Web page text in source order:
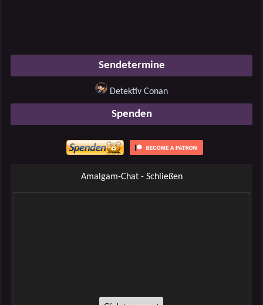
Sendetermine
Detektiv Conan
Spenden
Amalgam-Chat - Schließen